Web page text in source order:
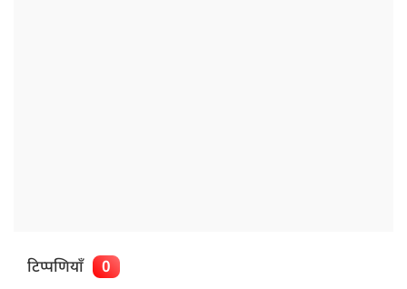
टिप्पणियाँ 0